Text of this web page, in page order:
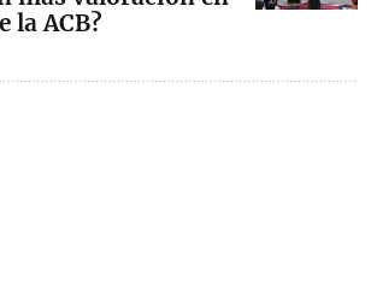
la ACB?